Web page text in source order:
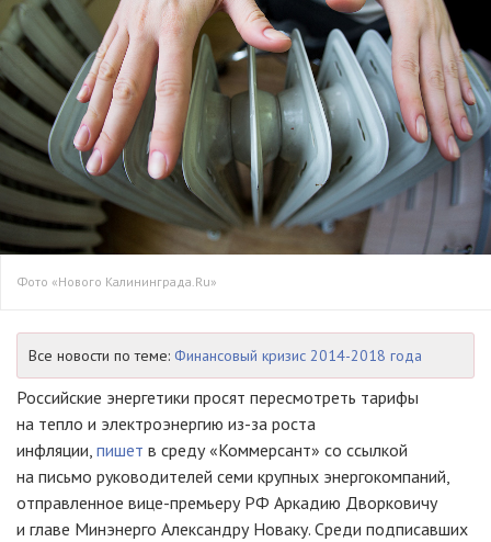
Фото «Нового Калининграда.Ru»
Все новости по теме: Финансовый кризис 2014-2018 года
Российские энергетики просят пересмотреть тарифы
на тепло и электроэнергию из-за роста
инфляции, пишет в среду «Коммерсант» со ссылкой
на письмо руководителей семи крупных энергокомпаний,
отправленное вице-премьеруРФ Аркадию Дворковичу
и главе Минэнерго Александру Новаку. Среди подписавших